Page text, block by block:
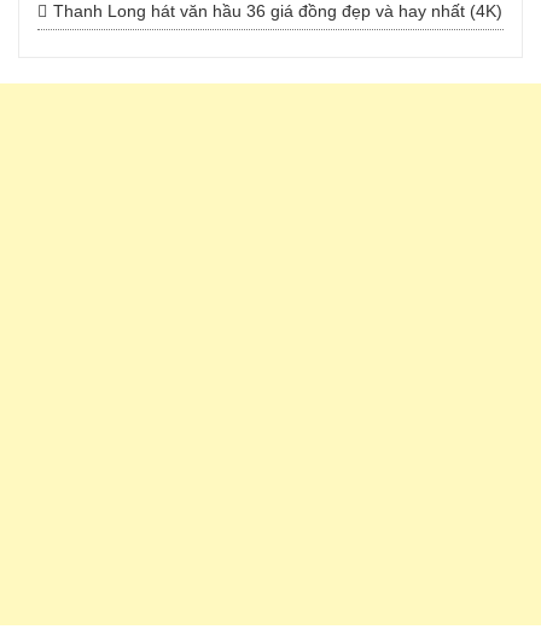
Thanh Long hát văn hầu 36 giá đồng đẹp và hay nhất (4K)